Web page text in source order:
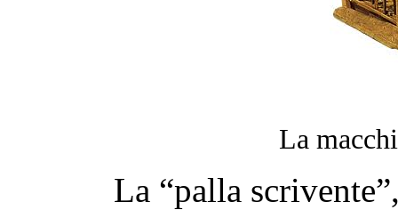
La
La “palla